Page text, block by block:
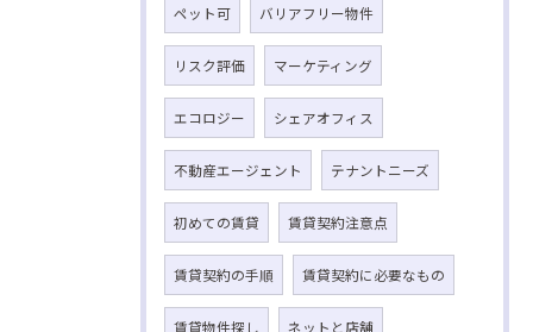
ペット可 バリアフリー物件
リスク評価 マーケティング
エコロジー シェアオフィス
不動産エージェント テナントニーズ
初めての賃貸 賃貸契約注意点
賃貸契約の手順 賃貸契約に必要なもの
賃貸物件探し ネットと店舗